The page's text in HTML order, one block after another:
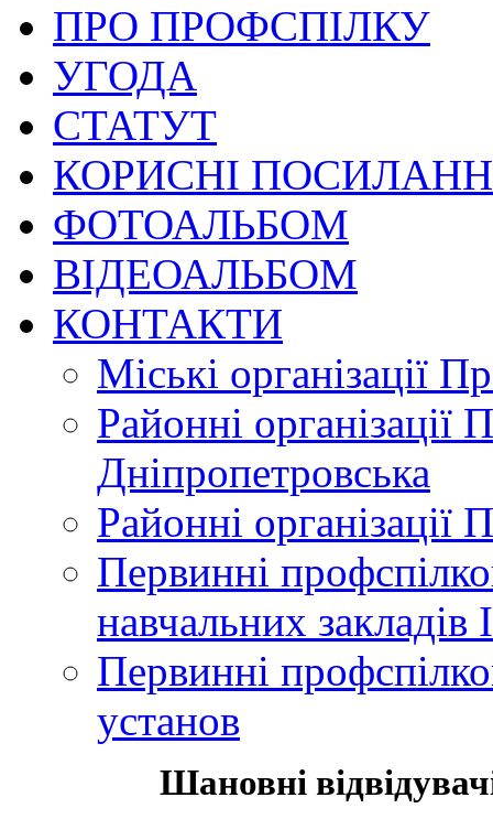
ПРО ПРОФСПІЛКУ
УГОДА
СТАТУТ
КОРИСНІ
ФОТОАЛЬБОМ
ВІДЕОАЛЬБОМ
КОНТАКТИ
Міські організації
Районні організації
Дніпропетровська
Районні організації
Первинні
навчальних закладів
Первинні
установ
Шановні